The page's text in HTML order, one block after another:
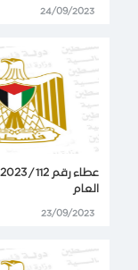
24/09/2023
العام
23/09/2023